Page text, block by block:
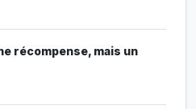
récompense, mais un